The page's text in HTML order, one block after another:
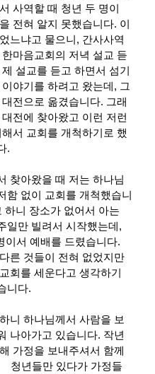
사역할 때 청년 두 명이
전혀 알지 못했습니다. 이
느냐고 물으니, 간사사역
마음교회의 저녁 설교 듣
설교를 듣고 하면서 섬기
야기를 하려고 왔는데, 그
전으로 옮겼습니다. 그래
전에 찾아왔고 이런 저런
서 교회를 개척하기로 했
.
찾아왔을 때 저는 하나님
함 없이 교회를 개척했습니
하니 장소가 없어서 아는
일만 빌려서 시작했는데,
이서 예배를 드렸습니다.
른 것들이 전혀 없었지만
회를 세운다고 생각하기
니다.
니 하나님께서 사람을 보
나아가고 있습니다. 작년
가정을 보내주셔서 함께
청년들만 있다가 가정들